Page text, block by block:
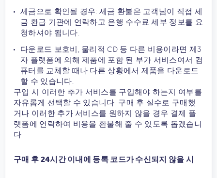
세금으로 확인될 경우: 세금 환불은 고객님이 직접 세
금 환급 기관에 연락하고 은행 수수료 세부 정보를 요
청하셔야 됩니다.
다운로드 보호비, 물리적 CD 등 다른 비용이라면 제3
자 플랫폼에 의해 제품에 포함 된 부가 서비스여서 컴
퓨터를 교체할 때나 다른 상황에서 제품을 다운로드
할 수 있습니다.
구입 시 이러한 추가 서비스를 구입해야 하는지 여부를
자유롭게 선택할 수 있습니다. 구매 후 실수로 구매했
거나 이러한 추가 서비스를 원하지 않을 경우 결제 플
랫폼에 연락하여 비용을 환불해 줄 수 있도록 돕겠습니
다.
구매 후 24시간 이내에 등록 코드가 수신되지 않을 시